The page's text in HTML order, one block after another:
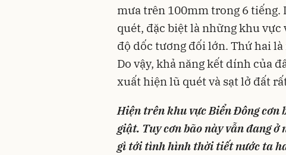
mưa trên 100mm trong 6 tiếng.
quét, đặc biệt là những khu
độ dốc tương đối lớn. Thứ hai
Do vậy, khả năng kết dính của
xuất hiện lũ quét và sạt lở đất
Hiện trên khu vực Biển Đông cơn
giật. Tuy cơn bão này vẫn đang
gì tới tình hình thời tiết nước ta